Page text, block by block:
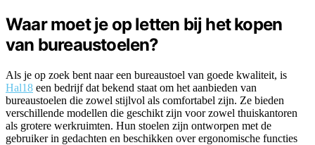
Waar moet je op letten bij het kopen
van bureaustoelen?
Als je op zoek bent naar een bureaustoel van goede kwaliteit, is
Hal18 een bedrijf dat bekend staat om het aanbieden van
bureaustoelen die zowel stijlvol als comfortabel zijn. Ze bieden
verschillende modellen die geschikt zijn voor zowel thuiskantoren
als grotere werkruimten. Hun stoelen zijn ontworpen met de
gebruiker in gedachten en beschikken over ergonomische functies